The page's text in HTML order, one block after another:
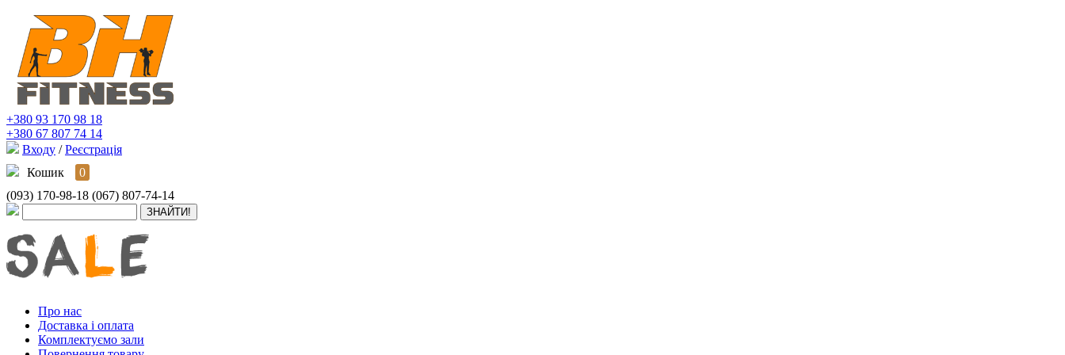
+380 93 170 98 18
+380 67 807 74 14
Входу / Реєстрація
Кошик
0
(093) 170-98-18 (067) 807-74-14
Про нас
Доставка і оплата
Комплектуємо зали